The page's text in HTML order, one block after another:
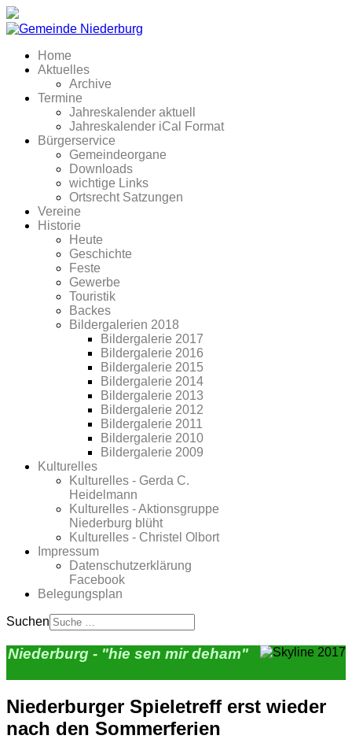
Home
Aktuelles
Archive
Termine
Jahreskalender aktuell
Jahreskalender iCal Format
Bürgerservice
Gemeindeorgane
Downloads
wichtige Links
Ortsrecht Satzungen
Vereine
Historie
Heute
Geschichte
Feste
Gewerbe
Touristik
Backes
Bildergalerien 2018
Bildergalerie 2017
Bildergalerie 2016
Bildergalerie 2015
Bildergalerie 2014
Bildergalerie 2013
Bildergalerie 2012
Bildergalerie 2011
Bildergalerie 2010
Bildergalerie 2009
Kulturelles
Kulturelles - Gerda C.
Heidelmann
Kulturelles - Aktionsgruppe
Niederburg blüht
Kulturelles - Christel Olbort
Impressum
Datenschutzerklärung
Facebook
Belegungsplan
Suchen
Niederburg - "hie sen mir deham"
Niederburger Spieletreff erst wieder
nach den Sommerferien